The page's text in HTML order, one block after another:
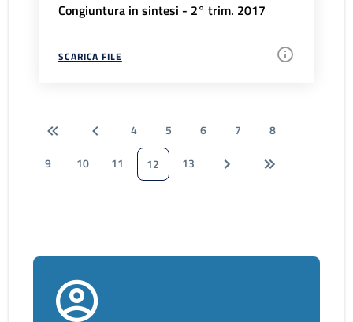
Congiuntura in sintesi - 2° trim. 2017
SCARICA FILE
4 5 6 7
8
9
10 11 12 13